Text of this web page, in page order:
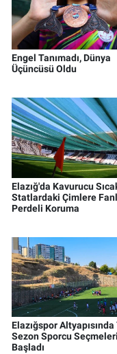
Engel Tanımadı, Dünya
Üçüncüsü Oldu
Elazığ'da Kavurucu
Statlardaki Çimlere
Perdeli Koruma
Elazığspor Altyapısında
Sezon Sporcu
Başladı